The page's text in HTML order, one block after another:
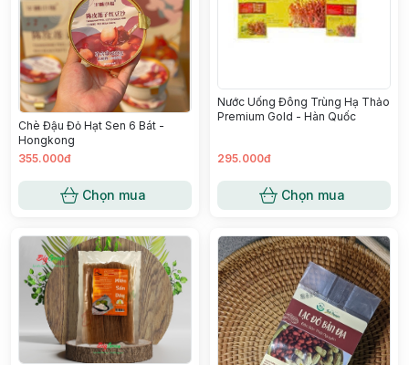
Chè Đậu Đỏ Hạt Sen 6 Bát -
Hongkong
355.000đ
Chọn mua
Nước Uống Đông Trùng Hạ Thảo
Premium Gold - Hàn Quốc
295.000đ
Chọn mua